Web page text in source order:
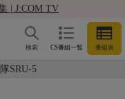
| J:COM TV
CS番組一覧 番組表
検索
SRU-5